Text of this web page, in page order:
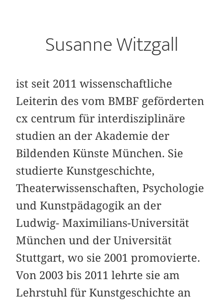
Susanne Witzgall
ist seit 2011 wissenschaftliche
Leiterin des vom BMBF geförderten
cx centrum für interdisziplinäre
studien an der Akademie der
Bildenden Künste München. Sie
studierte Kunstgeschichte,
Theaterwissenschaften, Psychologie
und Kunstpädagogik an der
Ludwig- Maximilians-Universität
München und der Universität
Stuttgart, wo sie 2001 promovierte.
Von 2003 bis 2011 lehrte sie am
Lehrstuhl für Kunstgeschichte an